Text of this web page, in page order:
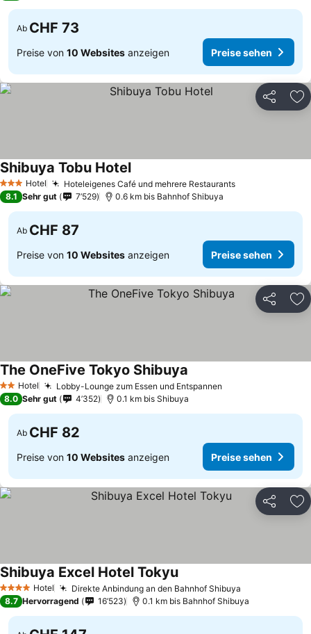
Ab CHF 73
Preise von 10 Websites anzeigen Preise sehen
Teilen
3 SterneHotel Hoteleigenes Café und mehrere RestaurantsPreise sehen
Shibuya Tobu HotelPreise sehen
8.1 Sehr gut 7’529 0.6 km bis Bahnhof Shibuya
Ab CHF 87
Preise von 10 Websites anzeigen Preise sehen
Teilen
2 Sterne
Hotel Lobby-Lounge zum Essen und Entspannen
The OneFive Tokyo Shibuya
8.0 Sehr gut 4’352 0.1 km bis Shibuya
Ab CHF 82
Preise von 10 Websites anzeigen Preise sehen
Teilen
4 Sterne Hotel Direkte Anbindung an den Bahnhof Shibuya
Shibuya Excel Hotel TokyuPreise sehen
8.7 Hervorragend 16’523 0.1 km bis Bahnhof Shibuya